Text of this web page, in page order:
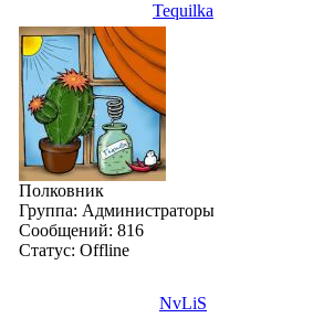
Tequilka
Полковник
Группа: Администраторы
Сообщений: 816
Статус: Offline
NvLiS